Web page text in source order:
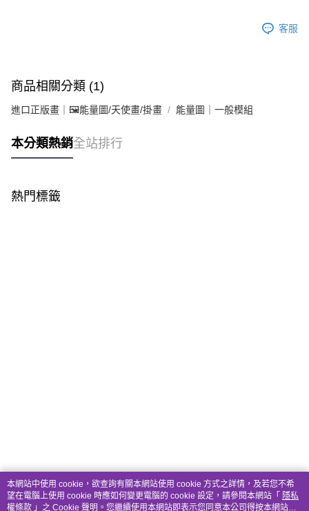
客服
商品相關分類 (1)
進口正版畫｜🖼️能量圖/天使畫/掛畫 能量圖｜一般模組
本分類熱銷全站排行
熱門標籤
本網站中使用 cookie，欲查詢有關本網站使用 cookie 方式之詳情，及若您不希
望在電腦上使用 cookie 時應如何變更電腦的 cookie 設定，請參閱本網站「 隱私
權條款 」之 Cookie 聲明。您繼續使用本網站即表示您同意本公司得按本網站使